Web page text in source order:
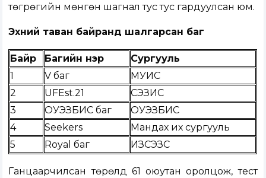
төгрөгийн мөнгөн шагнал тус тус гардуулсан юм.
Эхний таван байранд шалгарсан баг
Байр Багийн нэр
Сургууль
1
V баг
МУИС
2
UFEst.21
СЭЗИС
3
ОУЭЗБИС баг
ОУЭЗБИС
4
Seekers
Мандах их сургууль
5
Royal баг ИЗСЭЗС
Ганцаарчилсан төрөлд 61 оюутан оролцож, тест